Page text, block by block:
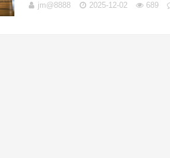
jm@8888 2025-12-02 689